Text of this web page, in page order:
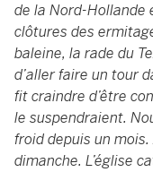
de la Nord-Hollande
clôtures des
baleine, la rade du
d’aller faire un tour
fit craindre d’être
le suspendraient.
froid depuis un
dimanche. L’église